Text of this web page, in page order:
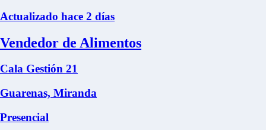
Actualizado hace 2 días
Vendedor de Alimentos
Cala Gestión 21
Guarenas, Miranda
Presencial